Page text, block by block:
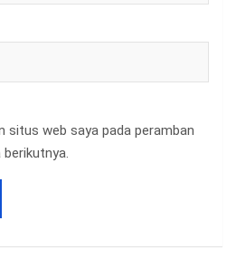
situs web saya pada peramban